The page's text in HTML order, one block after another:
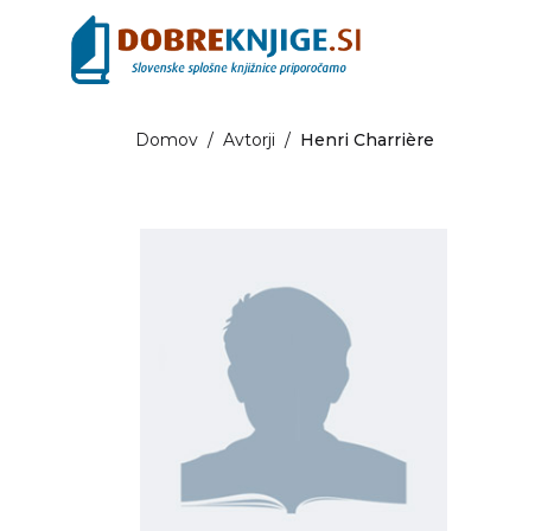
Domov / Avtorji / Henri Charrière